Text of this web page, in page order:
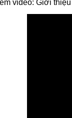
video: Giới